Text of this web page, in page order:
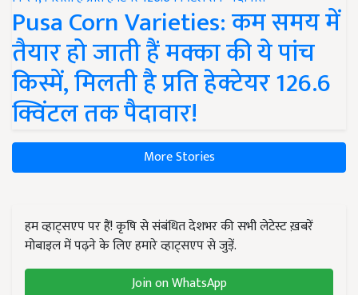
Pusa Corn Varieties: कम समय में
तैयार हो जाती हैं मक्का की ये पांच
किस्में, मिलती है प्रति हेक्टेयर 126.6
क्विंटल तक पैदावार!
More Stories
हम व्हाट्सएप पर हैं! कृषि से संबंधित देशभर की सभी लेटेस्ट ख़बरें
मोबाइल में पढ़ने के लिए हमारे व्हाट्सएप से जुड़ें.
Join on WhatsApp